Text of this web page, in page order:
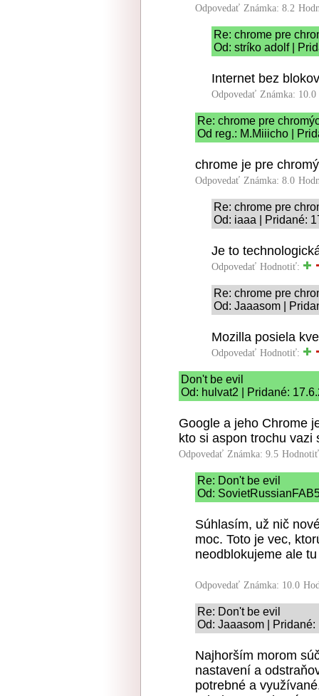
Odpovedať Známka: 8.2
Re: chrome pre
Od: stríko adolf |
Internet bez
Odpovedať Známka: 10.0
Re: chrome pre
Od reg.: M.Miiicho |
chrome je pre
Odpovedať Známka: 8.0
Re: chrome pre
Od: iaaa | Pridané:
Je to
Odpovedať Hodnotiť:
Re: chrome pre
Od: Jaaasom |
Mozilla posiela
Odpovedať Hodnotiť:
Don't be evil
Od: hulvat2 | Pridané:
Google a jeho Chrome
kto si aspon trochu vazi
Odpovedať Známka: 9.5
Re: Don't be evil
Od:
Súhlasím, už nič
moc. Toto je vec,
neodblokujeme ale
Odpovedať Známka: 10.0
Re: Don't be evil
Od: Jaaasom |
Najhorším morom
nastavení a
potrebné a